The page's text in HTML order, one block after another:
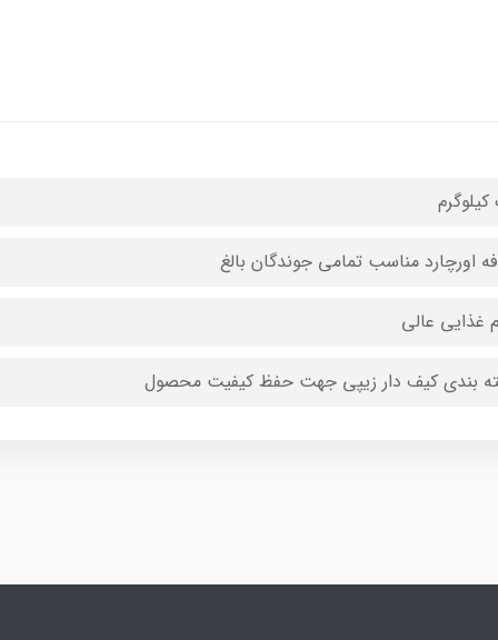
اورچارد مناسب تمامی جوندگان بالغ
غذایی عالی
بندی کیف دار زیپی جهت حفظ کیفیت محصول